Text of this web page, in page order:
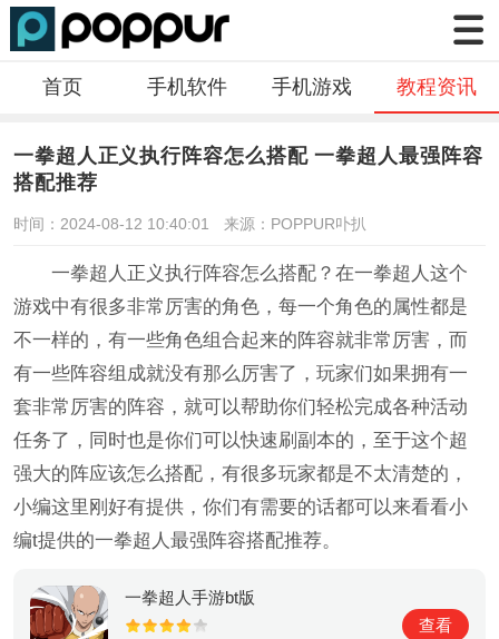
首页 手机软件 手机游戏 教程资讯
一拳超人正义执行阵容怎么搭配 一拳超人最强阵容
搭配推荐
时间：2024-08-12 10:40:01 来源：POPPUR卟扒
一拳超人正义执行阵容怎么搭配？在一拳超人这个
游戏中有很多非常厉害的角色，每一个角色的属性都是
不一样的，有一些角色组合起来的阵容就非常厉害，而
有一些阵容组成就没有那么厉害了，玩家们如果拥有一
套非常厉害的阵容，就可以帮助你们轻松完成各种活动
任务了，同时也是你们可以快速刷副本的，至于这个超
强大的阵应该怎么搭配，有很多玩家都是不太清楚的，
小编这里刚好有提供，你们有需要的话都可以来看看小
编t提供的一拳超人最强阵容搭配推荐。
一拳超人手游bt版
查看